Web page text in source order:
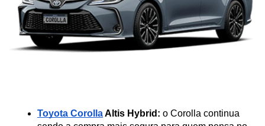
Toyota Corolla Altis Hybrid: o Corolla continua